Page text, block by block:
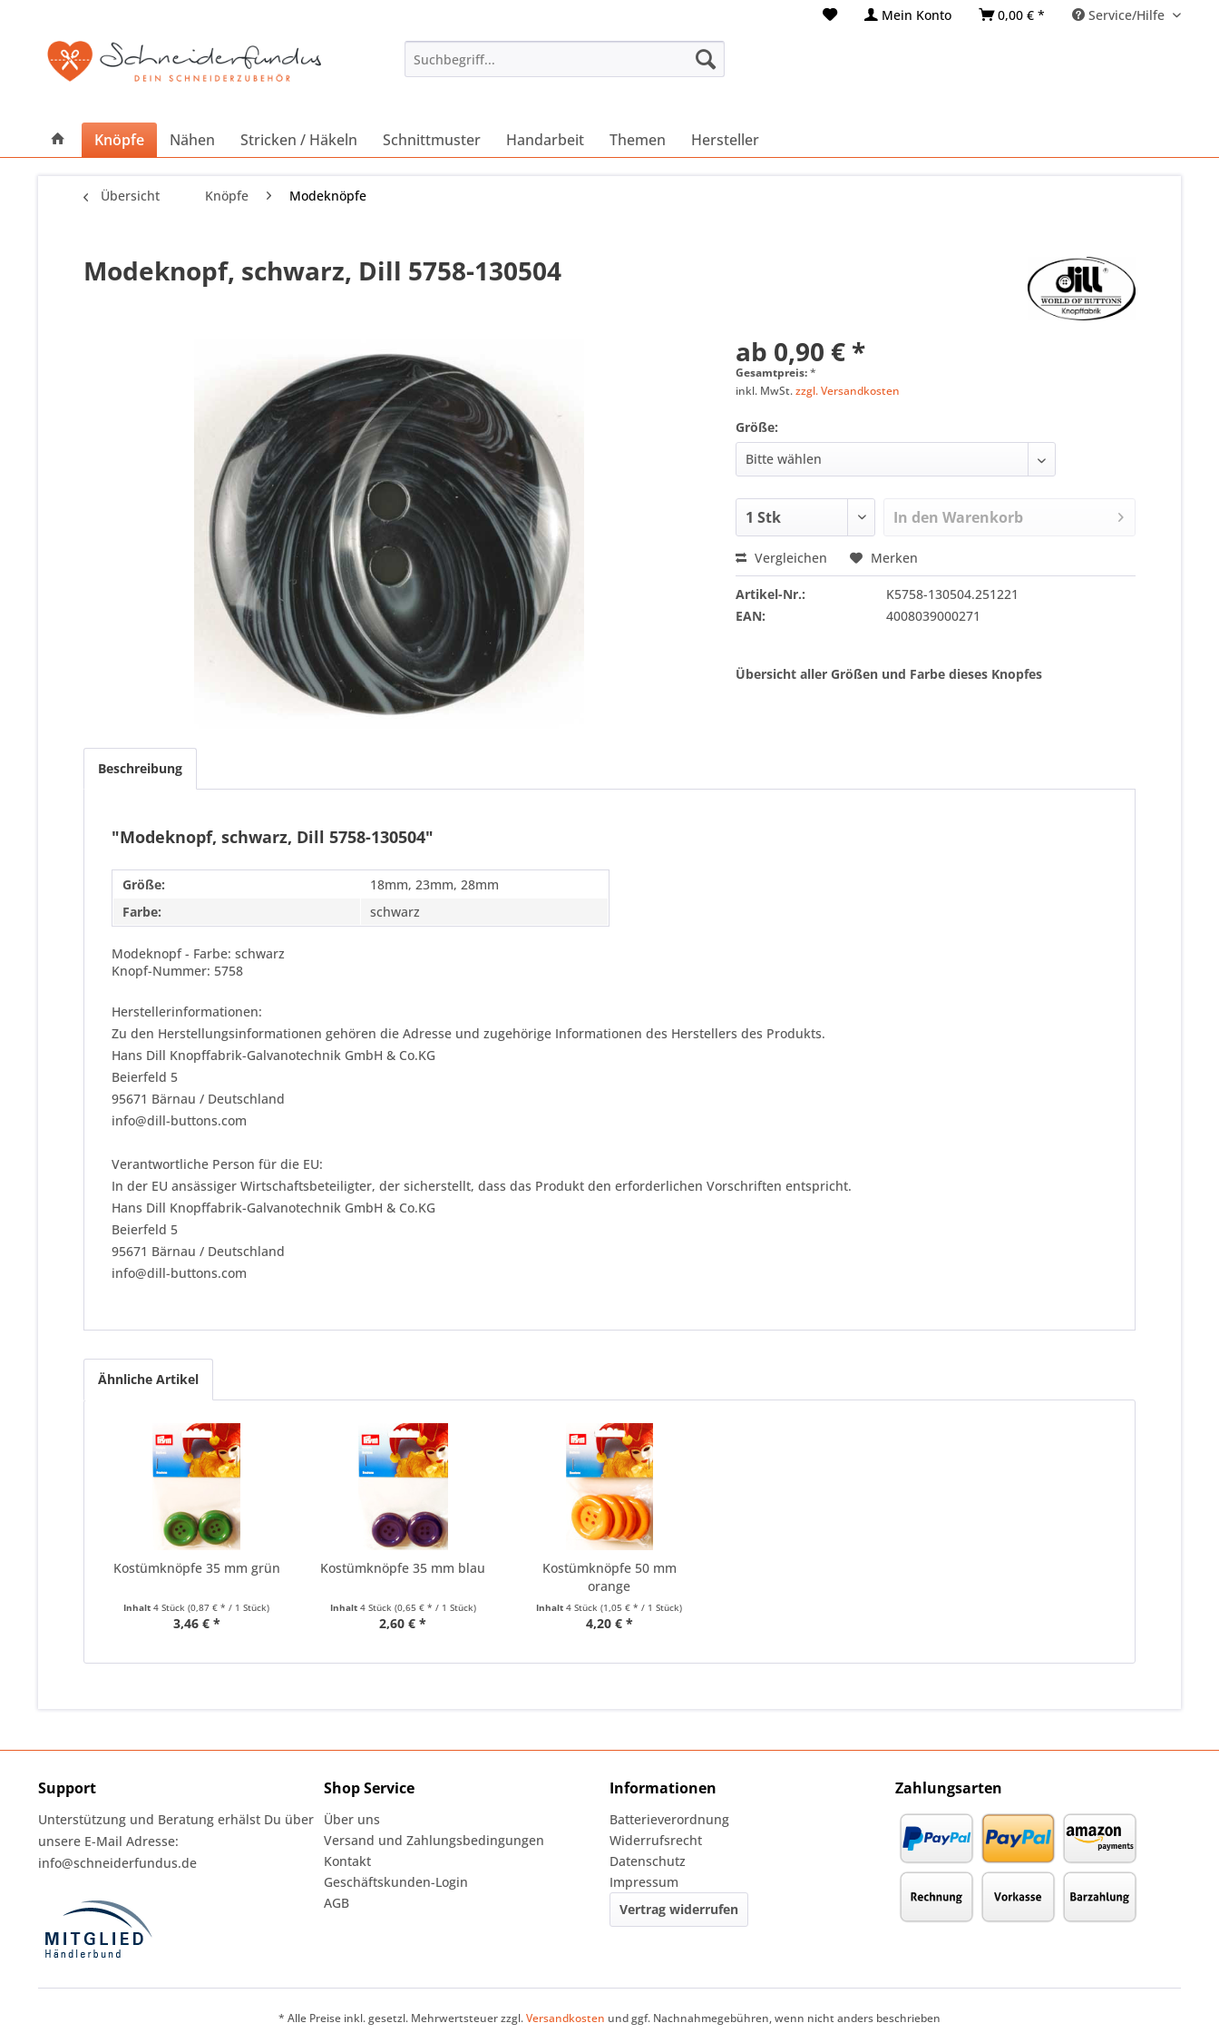
Mein Konto 0,00 € * Service/Hilfe
Knöpfe Nähen Stricken / Häkeln Schnittmuster Handarbeit Themen Hersteller
Übersicht Knöpfe Modeknöpfe
Modeknopf, schwarz, Dill 5758-130504
ab 0,90 € *
Gesamtpreis:*
inkl. MwSt.zzgl. Versandkosten
Größe:
In den Warenkorb
Vergleichen Merken
Artikel-Nr.:
K5758-130504.251221
EAN:
4008039000271
Übersicht aller Größen und Farbe dieses Knopfes
Beschreibung
"Modeknopf, schwarz, Dill 5758-130504"
Größe:
18mm, 23mm, 28mm
Farbe:
schwarz
Modeknopf - Farbe: schwarz
Knopf-Nummer: 5758
Herstellerinformationen:
Zu den Herstellungsinformationen gehören die Adresse und zugehörige Informationen des Herstellers des Produkts.
Hans Dill Knopffabrik-Galvanotechnik GmbH & Co.KG
Beierfeld 5
95671 Bärnau / Deutschland
info@dill-buttons.com
Verantwortliche Person für die EU:
In der EU ansässiger Wirtschaftsbeteiligter, der sicherstellt, dass das Produkt den erforderlichen Vorschriften entspricht.
Hans Dill Knopffabrik-Galvanotechnik GmbH & Co.KG
Beierfeld 5
95671 Bärnau / Deutschland
info@dill-buttons.com
Ähnliche Artikel
Kostümknöpfe 35 mm grün
Inhalt4 Stück(0,87 € * / 1 Stück)
3,46 € *
Kostümknöpfe 35 mm blau
Inhalt 4 Stück (0,65 € * / 1 Stück)
2,60 € *
Kostümknöpfe 50 mm
orange
Inhalt4 Stück(1,05 € * / 1 Stück)
4,20 € *
Support
Unterstützung und Beratung erhälst Du über
unsere E-Mail Adresse:
info@schneiderfundus.de
Shop Service
Über uns
Versand und Zahlungsbedingungen
Kontakt
Geschäftskunden-Login
AGB
Informationen
Batterieverordnung
Widerrufsrecht
Datenschutz
Impressum
Vertrag widerrufen
Zahlungsarten
* Alle Preise inkl. gesetzl. Mehrwertsteuer zzgl.Versandkosten und ggf. Nachnahmegebühren, wenn nicht anders beschrieben